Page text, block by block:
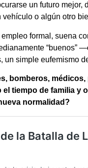
un futuro mejor,
o algún otro
formal, suena
“buenos” —
un simple eufemismo
bomberos,
tiempo de familia y
normalidad?